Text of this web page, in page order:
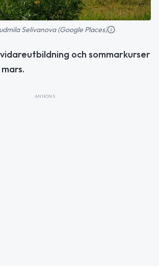
Selivanova (Google Places)
och sommarkurser
ANNONS